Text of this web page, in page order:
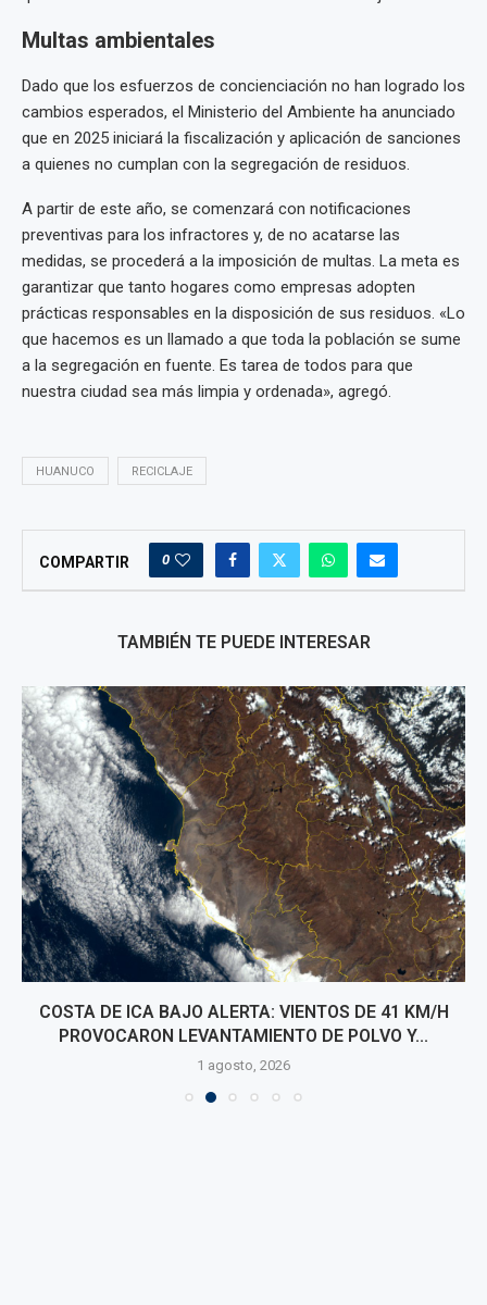
Multas ambientales
Dado que los esfuerzos de concienciación no han logrado los
cambios esperados, el Ministerio del Ambiente ha anunciado
que en 2025 iniciará la fiscalización y aplicación de sanciones
a quienes no cumplan con la segregación de residuos.
A partir de este año, se comenzará con notificaciones
preventivas para los infractores y, de no acatarse las
medidas, se procederá a la imposición de multas. La meta es
garantizar que tanto hogares como empresas adopten
prácticas responsables en la disposición de sus residuos. «Lo
que hacemos es un llamado a que toda la población se sume
a la segregación en fuente. Es tarea de todos para que
nuestra ciudad sea más limpia y ordenada», agregó.
HUANUCO RECICLAJE
COMPARTIR 0
TAMBIÉN TE PUEDE INTERESAR
COSTA DE ICA BAJO ALERTA: VIENTOS DE 41 KM/H
PROVOCARON LEVANTAMIENTO DE POLVO Y...
1 agosto, 2026